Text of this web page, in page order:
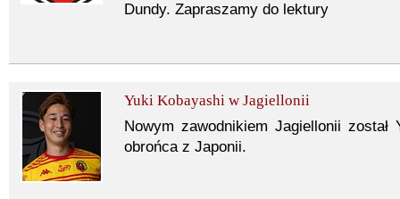
Dundy. Zapraszamy do lektury
Yuki Kobayashi w Jagiellonii
Nowym zawodnikiem Jagiellonii
obrońca z Japonii.